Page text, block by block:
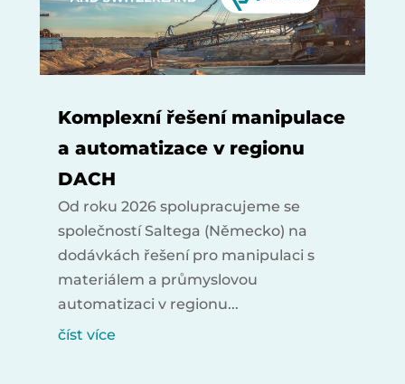
Komplexní řešení manipulace
a automatizace v regionu
DACH
Od roku 2026 spolupracujeme se
společností Saltega (Německo) na
dodávkách řešení pro manipulaci s
materiálem a průmyslovou
automatizaci v regionu...
číst více